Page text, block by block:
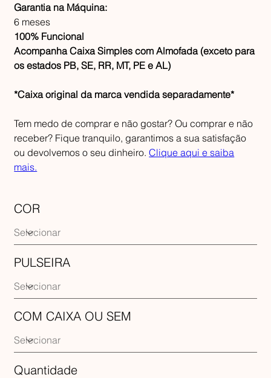
Garantia na Máquina:
6 meses
100% Funcional
Acompanha Caixa Simples com Almofada (exceto para
os estados PB, SE, RR, MT, PE e AL)
*Caixa original da marca vendida separadamente*
Tem medo de comprar e não gostar? Ou comprar e não
receber? Fique tranquilo, garantimos a sua satisfação
ou devolvemos o seu dinheiro.Clique aqui e saiba
mais.
COR
PULSEIRA
COM CAIXA OU SEM
Quantidade